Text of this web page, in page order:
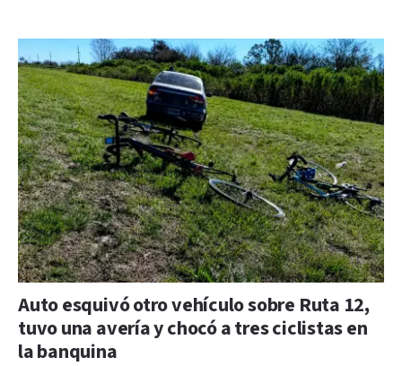
Auto esquivó otro vehículo sobre Ruta 12,
tuvo una avería y chocó a tres ciclistas en
la banquina